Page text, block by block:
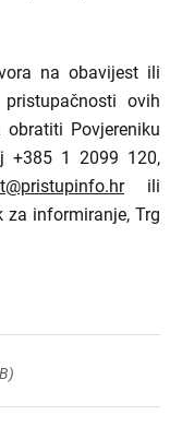
na obavijest ili
ovih
Povjereniku
+385 1 2099 120,
ili
za informiranje, Trg